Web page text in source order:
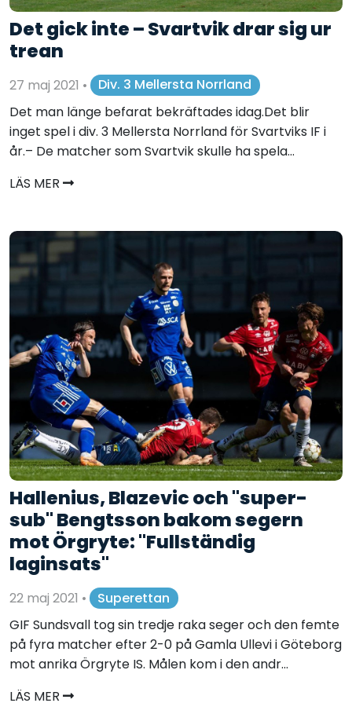
Det gick inte – Svartvik drar sig ur
trean
27 maj 2021 •
Div. 3 Mellersta Norrland
Det man länge befarat bekräftades idag.Det blir
inget spel i div. 3 Mellersta Norrland för Svartviks IF i
år.– De matcher som Svartvik skulle ha spela...
LÄS MER
Hallenius, Blazevic och "super-
sub" Bengtsson bakom segern
mot Örgryte: "Fullständig
laginsats"
22 maj 2021 •
Superettan
GIF Sundsvall tog sin tredje raka seger och den femte
på fyra matcher efter 2-0 på Gamla Ullevi i Göteborg
mot anrika Örgryte IS. Målen kom i den andr...
LÄS MER